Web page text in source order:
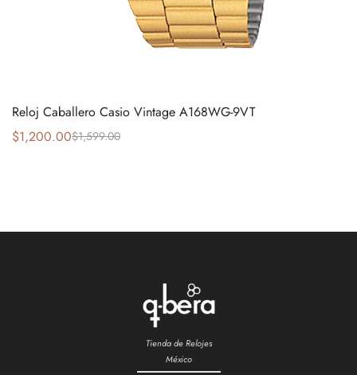
Reloj Caballero Casio Vintage A168WG-9VT
$1,599.00
$1,200.00
Tienda de Relojes
México